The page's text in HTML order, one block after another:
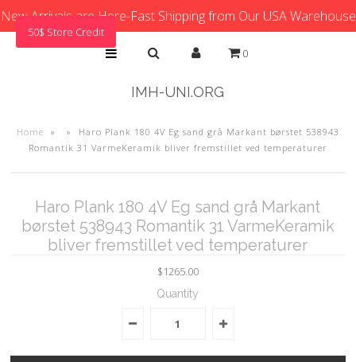
New Arrivals are Here-Fast Shipping from Our USA Warehouse
0
IMH-UNI.ORG
Home » »
Haro Plank 180 4V Eg sand grå Markant børstet 538943
Romantik 31 VarmeKeramik bliver fremstillet ved temperaturer
Haro Plank 180 4V Eg sand grå Markant
børstet 538943 Romantik 31 VarmeKeramik
bliver fremstillet ved temperaturer
$1265.00
Quantity
50$ Store Credit